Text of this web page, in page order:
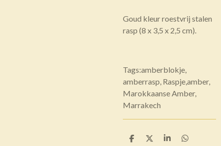
Goud kleur roestvrij stalen
rasp (8 x 3,5 x 2,5 cm).
Tags:amberblokje,
amberrasp, Raspje,amber,
Marokkaanse Amber,
Marrakech
D
D
S
D